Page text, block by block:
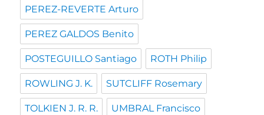
PEREZ-REVERTE Arturo
PEREZ GALDOS Benito
POSTEGUILLO Santiago ROTH Philip
ROWLING J. K. SUTCLIFF Rosemary
TOLKIEN J. R. R. UMBRAL Francisco